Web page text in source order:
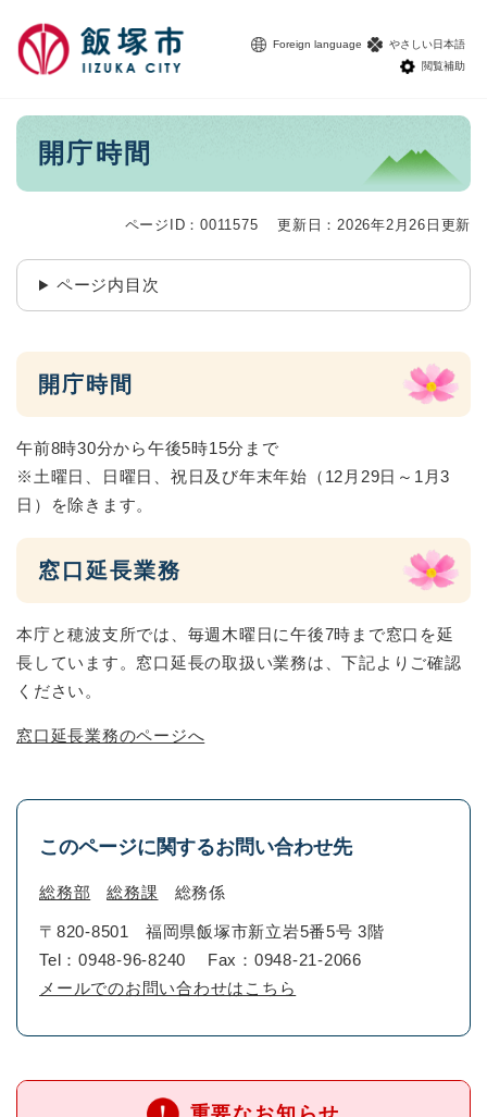
Foreign language
やさしい日本語
閲覧補助
本
開庁時間
ページID：0011575 更新日：2026年2月26日更新
ページ内目次
開庁時間
午前8時30分から午後5時15分まで
※土曜日、日曜日、祝日及び年末年始（12月29日～1月3
日）を除きます。
窓口延長業務
本庁と穂波支所では、毎週木曜日に午後7時まで窓口を延
長しています。窓口延長の取扱い業務は、下記よりご確認
ください。
窓口延長業務のページへ
このページに関するお問い合わせ先
総務部 総務課 総務係
〒820-8501
福岡県飯塚市新立岩5番5号 3階
Tel：0948-96-8240
Fax：0948-21-2066
メールでのお問い合わせはこちら